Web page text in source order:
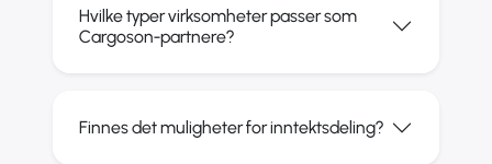
Hvilke typer virksomheter passer som
Cargoson-partnere?
Finnes det muligheter for inntektsdeling?